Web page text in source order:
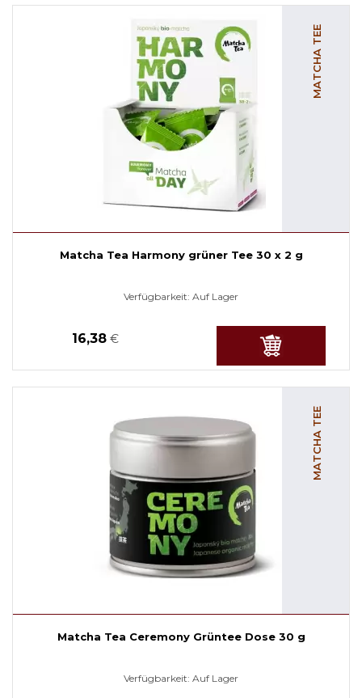
MATCHA TEE
Matcha Tea Harmony grüner Tee 30 x 2 g
Verfügbarkeit: Auf Lager
16,38 €
MATCHA TEE
Matcha Tea Ceremony Grüntee Dose 30 g
Verfügbarkeit: Auf Lager